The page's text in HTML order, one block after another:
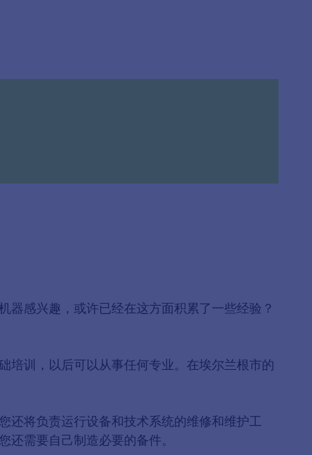
感兴趣，或许已经在这方面积累了一些经验？
培训，以后可以从事任何专业。在埃尔兰根市的
还将负责运行设备和技术系统的维修和维护工
需要自己制造必要的备件。